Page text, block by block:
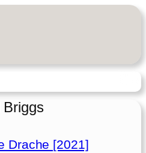
Briggs
Drache [2021]